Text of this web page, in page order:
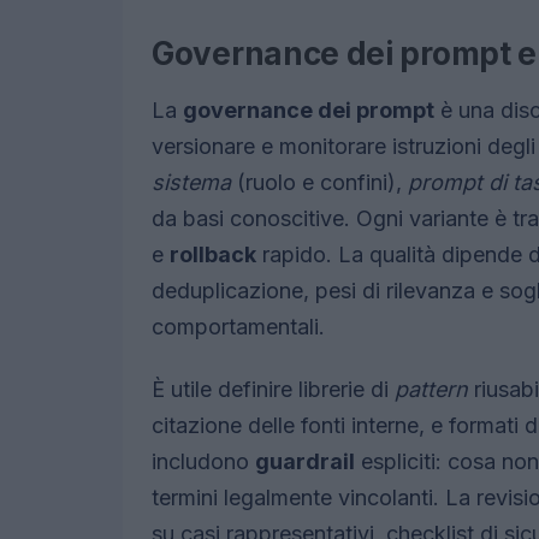
Governance dei prompt
La governance dei prompt è una
versionare e monitorare istruzioni
sistema(ruolo e confini), prompt di
da basi conoscitive. Ogni variante è
e rollback rapido. La qualità dipende
deduplicazione, pesi di rilevanza e
comportamentali.
È utile definire librerie di pattern
citazione delle fonti interne, e formati
includono guardrail espliciti: cosa
termini legalmente vincolanti. La
su casi rappresentativi, checklist di